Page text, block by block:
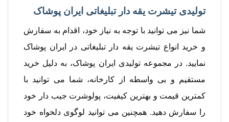
تولیدی تیشرت یقه دار تبلیغاتی ایران پوشاک
شما نیز می توانید با توجه به نیاز خود، اقدام به سفارش
و خرید انواع تیشرت یقه دار تبلیغاتی در ایران پوشاک
نمایید. در مجموعه تولیدی ایران پوشاک، به دلیل خرید
مستقیم و بی واسطه از کارخانه، شما می توانید با
کمترین قیمت و بهترین کیفیت، پولوشرت جیب دار خود
را سفارش دهید. همچنین می توانید لوگوی دلخواه خود